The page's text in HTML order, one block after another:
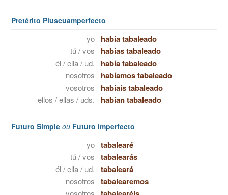
Pretérito Pluscuamperfecto
yo había tabaleado
tú / vos habías tabaleado
él / ella / ud. había tabaleado
nosotros habíamos tabaleado
vosotros habíais tabaleado
ellos / ellas / uds. habían tabaleado
Futuro Simple ou Futuro Imperfecto
yo tabalearé
tú / vos tabalearás
él / ella / ud. tabaleará
nosotros tabalearemos